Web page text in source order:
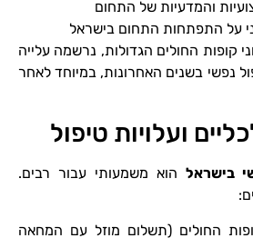
והמדעיות של התחום
על התפתחות התחום בישראל
קופות החולים הגדולות, נרשמה עלייה
נפשי בשנים האחרונות, במיוחד לאחר
בישראל הוא משמעותי עבור רבים.
החולים (תשלום מוזל עם המחאה